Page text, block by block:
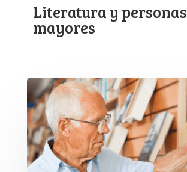
Literatura y personas
mayores